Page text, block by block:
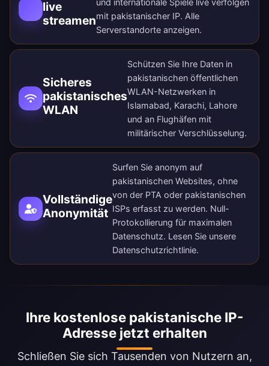
live
streamen
und internationale Spiele live verfolgen
mit pakistanischer IP. Alle
Serverstandorte anzeigen.
Sicheres
pakistanisches
WLAN
Schützen Sie Ihre Daten in
pakistanischen öffentlichen
WLAN-Netzwerken in
Islamabad, Karachi, Lahore
und an Flughäfen mit
militärischer Verschlüsselung.
Vollständige
Anonymität
Surfen Sie anonym auf
pakistanischen Websites, ohne
von der PTA oder pakistanischen
ISPs erfasst zu werden. Null-
Protokollierung für maximalen
Datenschutz. Lesen Sie unsere
Datenschutzrichtlinie.
Ihre kostenlose pakistanische IP-
Adresse jetzt erhalten
Schließen Sie sich Tausenden von Nutzern an,